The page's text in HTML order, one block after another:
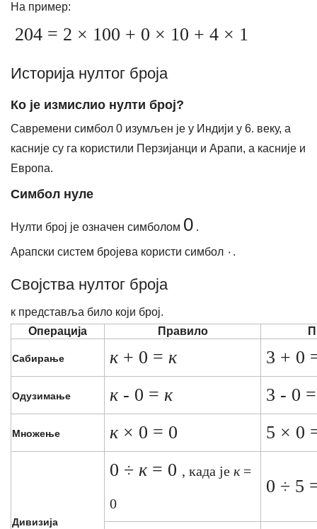
На пример:
204 = 2 × 100 + 0 × 10 + 4 × 1
Историја нултог броја
Ко је измислио нулти број?
Савремени симбол 0 изумљен је у Индији у 6. веку, а
касније су га користили Перзијанци и Арапи, а касније и
Европа.
Симбол нуле
Нулти број је означен симболом 0 .
Арапски систем бројева користи симбол ٠.
Својства нултог броја
к представља било који број.
Операција
Правило
Сабирање к+ 0 = к 3 + 0
Одузимање к- 0 = к 3 - 0
Множење к× 0 = 0 5 × 0
Дивизија
0 ÷ к= 0 , када је к=
0
0 ÷ 5